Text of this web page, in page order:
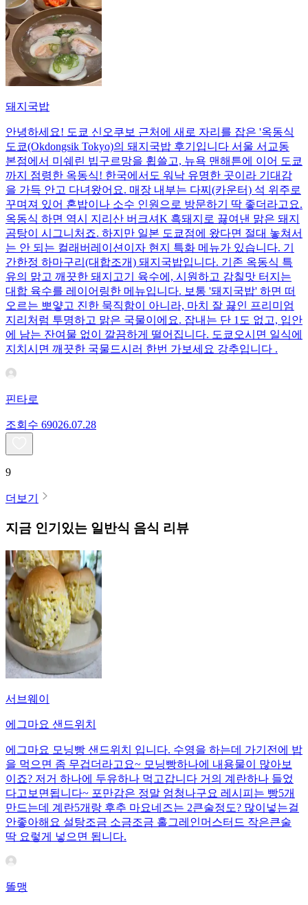
돼지국밥
안녕하세요! 도쿄 신오쿠보 근처에 새로 자리를 잡은 '옥동식
도쿄(Okdongsik Tokyo)의 돼지국밥 후기입니다 서울 서교동
본점에서 미쉐린 빕구르망을 휩쓸고, 뉴욕 맨해튼에 이어 도쿄
까지 점령한 옥동식! 한국에서도 워낙 유명한 곳이라 기대감
을 가득 안고 다녀왔어요. 매장 내부는 다찌(카운터) 석 위주로
꾸며져 있어 혼밥이나 소수 인원으로 방문하기 딱 좋더라고요.
옥동식 하면 역시 지리산 버크셔K 흑돼지로 끓여낸 맑은 돼지
곰탕이 시그니처죠. 하지만 일본 도쿄점에 왔다면 절대 놓쳐서
는 안 되는 컬래버레이션이자 현지 특화 메뉴가 있습니다. 기
간한정 하마구리(대합조개) 돼지국밥입니다. 기존 옥동식 특
유의 맑고 깨끗한 돼지고기 육수에, 시원하고 감칠맛 터지는
대합 육수를 레이어링한 메뉴입니다. 보통 '돼지국밥' 하면 떠
오르는 뽀얗고 진한 묵직함이 아니라, 마치 잘 끓인 프리미엄
지리처럼 투명하고 맑은 국물이에요. 잡내는 단 1도 없고, 입안
에 남는 잔여물 없이 깔끔하게 떨어집니다. 도쿄오시면 일식에
지치시면 깨끗한 국물드시러 한번 가보세요 강추입니다 .
핀타로
조회수 69026.07.28
9
더보기
지금 인기있는 일반식 음식 리뷰
서브웨이
에그마요 샌드위치
에그마요 모닝빵 샌드위치 입니다. 수영을 하는데 가기전에 밥
을 먹으면 좀 무겁더라고요~ 모닝빵하나에 내용물이 많아보
이죠? 저거 하나에 두유하나 먹고갑니다 거의 계란하나 들었
다고보면됩니다~ 포만감은 정말 엄청나구요 레시피는 빵5개
만드는데 계란5개랑 후추 마요네즈는 2큰술정도? 많이넣는걸
안좋아해요 설탕조금 소금조금 홀그레인머스터드 작은큰술
딱 요렇게 넣으면 됩니다.
똘맹